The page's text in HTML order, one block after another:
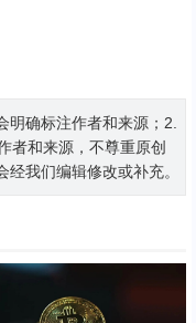
明确标注作者和来源；2.
者和来源，不尊重原创
我们编辑修改或补充。